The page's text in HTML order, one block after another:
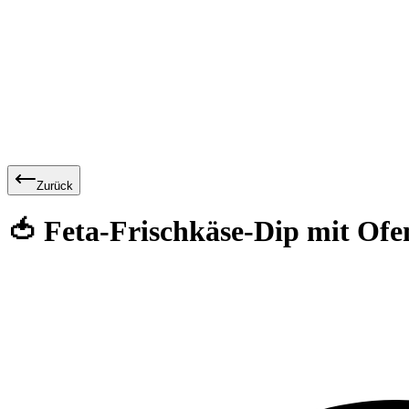
Zurück
🍅 Feta-Frischkäse-Dip mit